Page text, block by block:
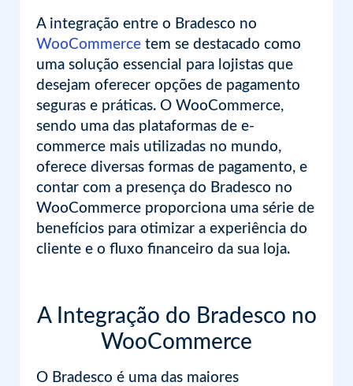
A integração entre o Bradesco no
WooCommerce tem se destacado como
uma solução essencial para lojistas que
desejam oferecer opções de pagamento
seguras e práticas. O WooCommerce,
sendo uma das plataformas de e-
commerce mais utilizadas no mundo,
oferece diversas formas de pagamento, e
contar com a presença do Bradesco no
WooCommerce proporciona uma série de
benefícios para otimizar a experiência do
cliente e o fluxo financeiro da sua loja.
A Integração do Bradesco no
WooCommerce
O Bradesco é uma das maiores